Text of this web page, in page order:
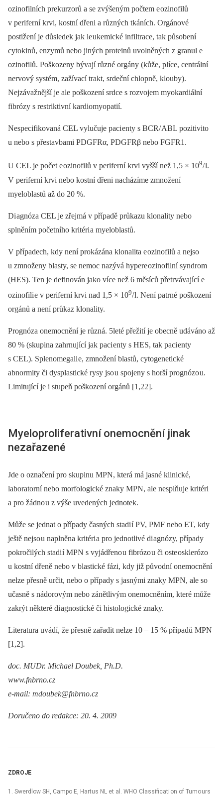
ozinofilních prekurzorů a se zvýšeným počtem e ozinofilů
v periferní krvi, kostní dřeni a různých tkáních. Orgánové
postižení je důsledek jak le ukemické infiltrace, tak působení
cytokinů, enzymů nebo jiných proteinů uvolněných z granul e
ozinofilů. Poškozeny bývají různé orgány (kůže, plíce, centrální
nervový systém, zažívací trakt, srdeční chlopně, klouby).
Nejzávažnější je ale poškození srdce s rozvojem myokardiální
fibrózy s restriktivní kardiomyopatií.
Nespecifikovaná CEL vylučuje paci enty s BCR/ ABL pozitivito
u nebo s přestavbami PDGFRα, PDGFRβ nebo FGFR1.
U CEL je počet e ozinofilů v periferní krvi vyšší než 1,5 × 109/ l.
V periferní krvi nebo kostní dřeni nacházíme zmnožení
myeloblastů až do 20 %.
Di agnóza CEL je zřejmá v případě průkazu klonality nebo
splněním početního kritéri a myeloblastů.
V případech, kdy není prokázána klonalita e ozinofilů a ne­jso
u zmnoženy blasty, se nemoc nazývá hypere ozinofilní syndrom
(HES). Ten je definován jako více než 6 měsíců přetrvávající e
ozinofili e v periferní krvi nad 1,5 × 109/ l. Není patrné poškození
orgánů a není průkaz klonality.
Prognóza onemocnění je různá. 5leté přežití je obecně udáváno až
80 % (skupina zahrnující jak paci enty s HES, tak paci enty
s CEL). Splenomegali e, zmnožení blastů, cytogenetické
abnormity či dysplastické rysy jso u spojeny s horší prognózo u.
Limitující je i stupeň poškození orgánů [1,22].
Myeloproliferativní onemocnění jinak
nezařazené
Jde o označení pro skupinu MPN, která má jasné klinické,
laboratorní nebo morfologické znaky MPN, ale nesplňuje kritéri
a pro žádno u z výše uvedených jednotek.
Může se jednat o případy časných stadi í PV, PMF nebo ET, kdy
ještě ne­jso u naplněna kritéri a pro jednotlivé di agnózy, případy
pokročilých stadi í MPN s vyjádřeno u fibrózo u či oste osklerózo
u kostní dřeně nebo v blastické fázi, kdy již původní onemocnění
nelze přesně určit, nebo o případy s jasnými znaky MPN, ale so
učasně s nádorovým nebo zánětlivým onemocněním, které může
zakrýt ně­kte­ré di agnostické či histologické znaky.
Literatura uvádí, že přesně zařadit nelze 10 –⁠ 15 % případů MPN
[1,2].
doc. MUDr. Michael Doubek, Ph.D.
www.fnbrno.cz
e-mail: mdoubek@fnbrno.cz
Doručeno do redakce: 20. 4. 2009
ZDROJE
1. Swerdlow SH, Campo E, Hartus NL et al. WHO Classificati on of Tumo urs